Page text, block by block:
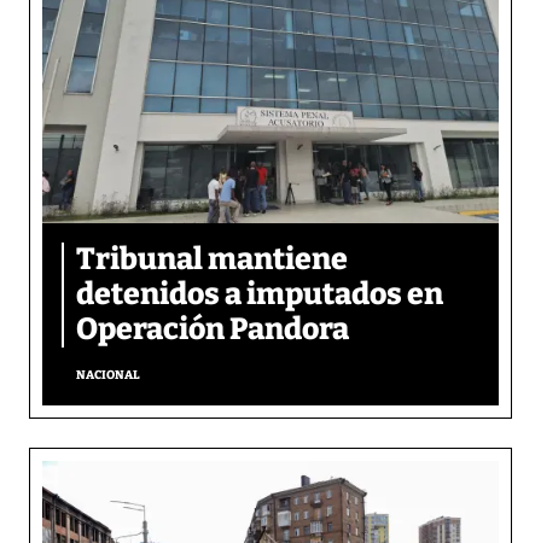
Tribunal mantiene
detenidos a imputados en
Operación Pandora
NACIONAL